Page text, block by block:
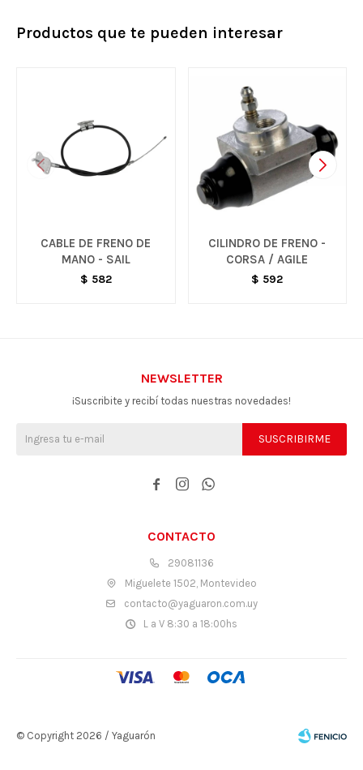
Productos que te pueden interesar
CABLE DE FRENO DE
MANO - SAIL
$ 582
CILINDRO DE FRENO -
CORSA / AGILE
$ 592
CONTACTO
29081136
Miguelete 1502, Montevideo
contacto@yaguaron.com.uy
L a V 8:30 a 18:00hs
NEWSLETTER
¡Suscribite y recibí todas nuestras novedades!
SUSCRIBIRME
  
© Copyright 2026 / Yaguarón